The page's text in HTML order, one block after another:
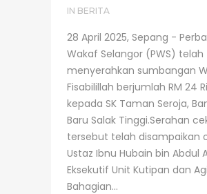
IN BERITA
28 April 2025, Sepang -
Wakaf Selangor (PWS) telah
menyerahkan sumbangan
Fisabilillah berjumlah RM 24
kepada SK Taman Seroja,
Baru Salak Tinggi.Serahan
tersebut telah disampaikan
Ustaz Ibnu Hubain bin Abdul
Eksekutif Unit Kutipan dan
Bahagian...